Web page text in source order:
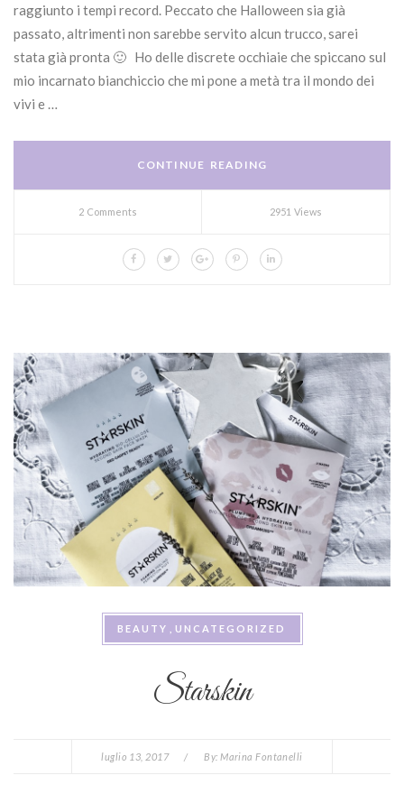
raggiunto i tempi record. Peccato che Halloween sia già
passato, altrimenti non sarebbe servito alcun trucco, sarei
stata già pronta 🙂 Ho delle discrete occhiaie che spiccano sul
mio incarnato bianchiccio che mi pone a metà tra il mondo dei
vivi e …
CONTINUE READING
2 Comments 2951 Views
BEAUTY UNCATEGORIZED
Starskin
luglio 13, 2017 / By:Marina Fontanelli